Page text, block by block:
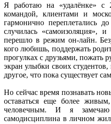
Я работаю на «удалёнке» с
командой, клиентами и
гармонично переплетались
случилась «самоизоляция»,
перешло в режим он-лайн.
кого любишь, поддержать
прогулках с друзьями, пожать
экран улыбки своих
другое, что пока существует
Но сейчас время познавать
оставаться еще более
человечным. И я замечаю
самодисциплина в личном